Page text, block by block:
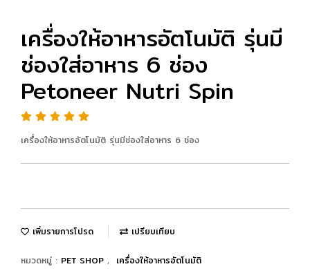
เครื่องให้อาหารอัตโนมัติ รุ่นมี
ช่องใส่อาหาร 6 ช่อง
Petoneer Nutri Spin
เครื่องให้อาหารอัตโนมัติ รุ่นมีช่องใส่อาหาร 6 ช่อง
เพิ่มรายการโปรด เปรียบเทียบ
หมวดหมู่ : PET SHOP , เครื่องให้อาหารอัตโนมัติ